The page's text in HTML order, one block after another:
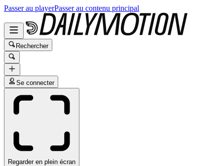
Passer au playerPasser au contenu principal
Rechercher
Se connecter
Regarder en plein écran